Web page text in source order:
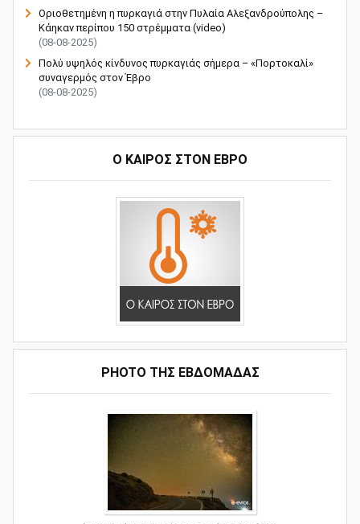
Οριοθετημένη η πυρκαγιά στην Πυλαία Αλεξανδρούπολης –
Κάηκαν περίπου 150 στρέμματα (video)
(08-08-2025)
Πολύ υψηλός κίνδυνος πυρκαγιάς σήμερα – «Πορτοκαλί»
συναγερμός στον Έβρο
(08-08-2025)
Ο ΚΑΙΡΟΣ ΣΤΟΝ ΕΒΡΟ
PHOTO ΤΗΣ ΕΒΔΟΜΑΔΑΣ